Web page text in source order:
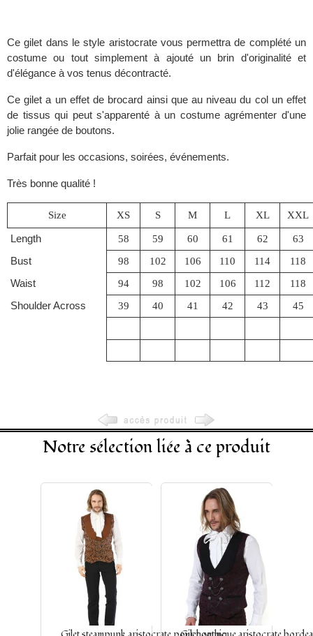
Ce gilet dans le style aristocrate vous permettra de complété un
costume ou tout simplement à ajouté un brin d'originalité et
d'élégance à vos tenus décontracté.
Ce gilet a un effet de brocard ainsi que au niveau du col un effet
de tissus qui peut s'apparenté à un costume agrémenter d'une
jolie rangée de boutons.
Parfait pour les occasions, soirées, événements.
Très bonne qualité !
Size XS S M L XL XXL
Length 58 59 60 61 62
63
Bust
98 102 106 110 114
118
Waist
94 98 102 106 112
118
Shoulder Across
39 40 41 42 43 45
Notre sélection liée à ce produit